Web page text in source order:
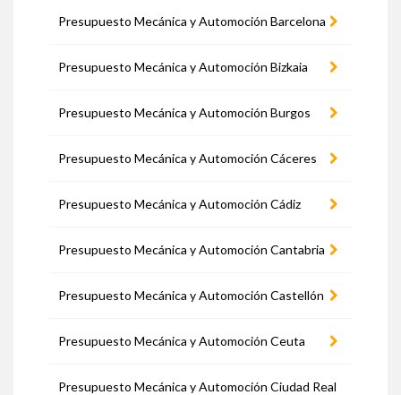
Presupuesto Mecánica y Automoción Barcelona
Presupuesto Mecánica y Automoción Bizkaia
Presupuesto Mecánica y Automoción Burgos
Presupuesto Mecánica y Automoción Cáceres
Presupuesto Mecánica y Automoción Cádiz
Presupuesto Mecánica y Automoción Cantabria
Presupuesto Mecánica y Automoción Castellón
Presupuesto Mecánica y Automoción Ceuta
Presupuesto Mecánica y Automoción Ciudad Real